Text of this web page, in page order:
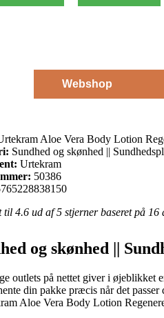
Webshop
Aloe Vera Body Lotion
Sundhed og skønhed ||
Urtekram
50386
til 4.6 ud af 5 stjerner baseret på 16
og skønhed ||
outlets på nettet giver i øjeblikket
din pakke præcis når det
Aloe Vera Body Lotion